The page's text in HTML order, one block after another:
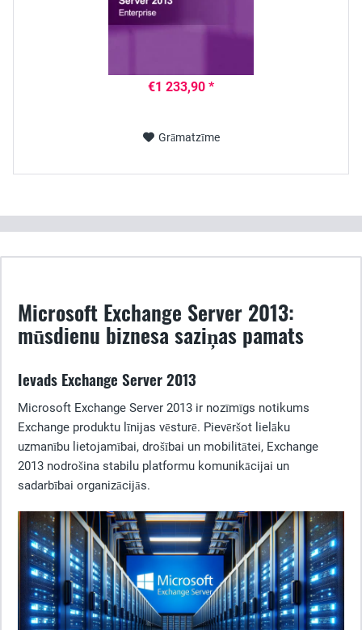
€1 233,90 *
Grāmatzīme
Microsoft Exchange Server 2013:
mūsdienu biznesa saziņas pamats
Ievads Exchange Server 2013
Microsoft Exchange Server 2013 ir nozīmīgs notikums
Exchange produktu līnijas vēsturē. Pievēršot lielāku
uzmanību lietojamībai, drošībai un mobilitātei, Exchange
2013 nodrošina stabilu platformu komunikācijai un
sadarbībai organizācijās.